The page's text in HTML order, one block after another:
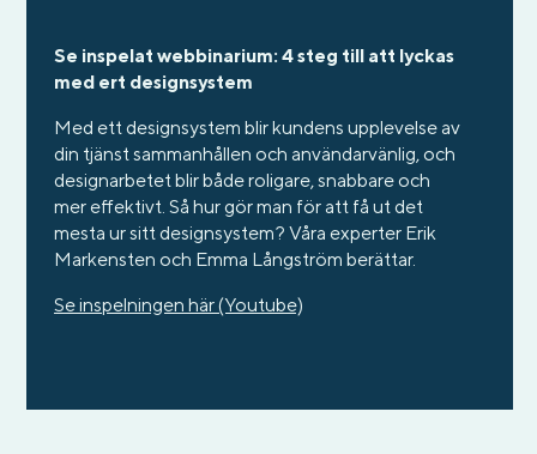
Se inspelat webbinarium: 4 steg till att lyckas
med ert designsystem
Med ett designsystem blir kundens upplevelse av
din tjänst sammanhållen och användarvänlig, och
designarbetet blir både roligare, snabbare och
mer effektivt. Så hur gör man för att få ut det
mesta ur sitt designsystem? Våra experter Erik
Markensten och Emma Långström berättar.
Se inspelningen här (Youtube)